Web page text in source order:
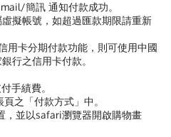
簡訊 通知付款成功。
擬帳號，如超過匯款期限請重新
用卡分期付款功能，則可使用中國
行之信用卡付款。
手績費。
之「付款方式」中。
，並以safari瀏覽器開啟購物畫